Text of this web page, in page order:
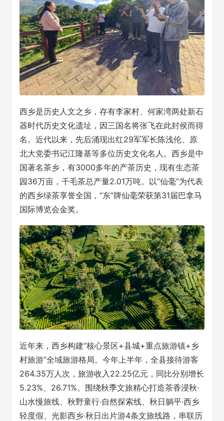
西乡是历史人文之乡，存有李家村、何家湾两处新石
器时代历史文化遗址，因三国名将张飞在此封侯而得
名。近代以来，先后涌现出红29军军长陈浅伦、原
北大党委书记江隆基等多位历史文化名人。西乡是中
国著名茶乡，有3000多年的产茶历史，现有生态茶
园36万亩，干毛茶总产量2.01万吨。以“仙毫”为代表
的西乡绿茶享誉全国，“东”牌仙毫荣获第31届巴拿马
国际博览会金奖。
近年来，西乡构建“核心景区+县城+重点旅游镇+乡
村旅游”全域旅游格局。今年上半年，全县接待游客
264.35万人次，旅游收入22.25亿元，同比分别增长
5.23%、26.71%。围绕秋季文旅精心打造茶香浸秋·
山水慢旅线、秋野童行·自然探索线、秋日躺平·西乡
轻度假、光影西乡·秋日出片游4条文旅线路，串联历